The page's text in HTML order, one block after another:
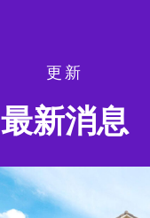
更新
最新消息